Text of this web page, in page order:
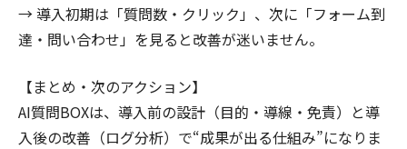
→ 導入初期は「質問数・クリック」、次に「フォーム到
達・問い合わせ」を見ると改善が迷いません。
【まとめ・次のアクション】
AI質問BOXは、導入前の設計（目的・導線・免責）と導
入後の改善（ログ分析）で“成果が出る仕組み”になりま